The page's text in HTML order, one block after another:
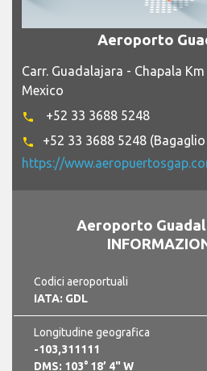
Aeroporto
Carr. Guadalajara - Chapala
Mexico
phone +52 33 3688 5248
phone
+52 33 3688 5248
https://
Aeroporto
Codici aeroportuali
IATA: GDL
Longitudine geografica
-103,311111
DMS: 103° 18’ 4" W